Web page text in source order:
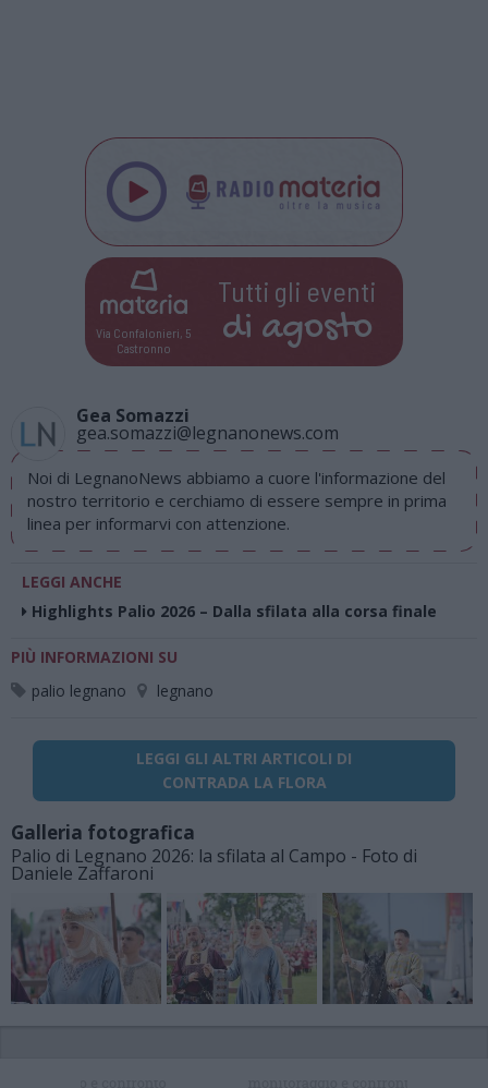
Via Confalonieri, 5
Castronno
Tutti gli eventi
di agosto
Gea Somazzi
gea.somazzi@legnanonews.com
Noi di LegnanoNews abbiamo a cuore l'informazione del
nostro territorio e cerchiamo di essere sempre in prima
linea per informarvi con attenzione.
LEGGI ANCHE
Highlights Palio 2026 – Dalla sfilata alla corsa finale
PIÙ INFORMAZIONI SU
palio legnano
legnano
LEGGI GLI ALTRI ARTICOLI DI
CONTRADA LA FLORA
Galleria fotografica
Palio di Legnano 2026: la sfilata al Campo - Foto di
Daniele Zaffaroni